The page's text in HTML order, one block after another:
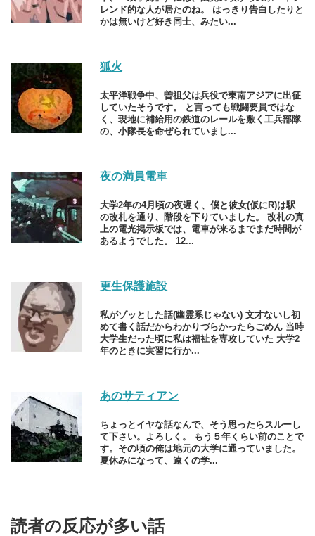
レンド的な人が居たのね。 はっきり告白したりと
かは無いけど好き同士、みたい...
狐火
太平洋戦争中、曽祖父は兵役で東南アジアに出征
していたそうです。 と言っても戦闘要員ではな
く、現地に補給用の鉄道のレールを敷く工兵部隊
の、小隊長を命ぜられていまし...
夜の満員電車
大学2年の4月頃の夜遅く、僕と彼女(仮にR)は駅
の改札を通り、階段を下りていました。 改札の真
上の電光掲示板では、電車が来るまでまだ時間が
あるようでした。 12...
更生保護施設
私がゾッとした話(幽霊系じゃない) 文才ないし初
めて書く話だからわかりづらかったらごめん 当時
大学生だった頃に私は福祉を専攻していた 大学2
年のときに実習に行か...
あのサティアン
ちょっとイヤな話なんで、そう思ったらスルーし
て下さい。よろしく。 もう５年くらい前のことで
す。その頃の俺は地元の大学に通っていました。
夏休みになって、遠くの学...
読者の反応が多い話